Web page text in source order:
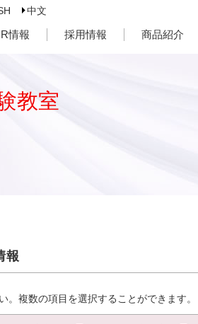
中文
情報 採用情報 商品紹介
教室
報
複数の項目を選択することができます。